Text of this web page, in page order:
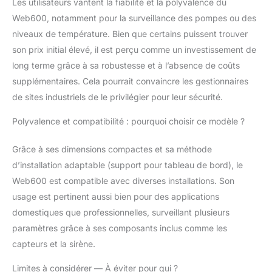
Les utilisateurs vantent la fiabilité et la polyvalence du
Web600, notamment pour la surveillance des pompes ou des
niveaux de température. Bien que certains puissent trouver
son prix initial élevé, il est perçu comme un investissement de
long terme grâce à sa robustesse et à l’absence de coûts
supplémentaires. Cela pourrait convaincre les gestionnaires
de sites industriels de le privilégier pour leur sécurité.
Polyvalence et compatibilité : pourquoi choisir ce modèle ?
Grâce à ses dimensions compactes et sa méthode
d’installation adaptable (support pour tableau de bord), le
Web600 est compatible avec diverses installations. Son
usage est pertinent aussi bien pour des applications
domestiques que professionnelles, surveillant plusieurs
paramètres grâce à ses composants inclus comme les
capteurs et la sirène.
Limites à considérer — À éviter pour qui ?